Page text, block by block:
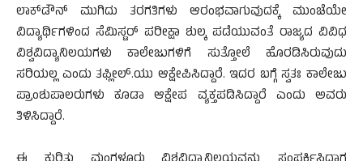
ಲಾಕ್‍ಡೌನ್ ಮುಗಿದು ತರಗತಿಗಳು ಆರಂಭವಾಗುವುದಕ್ಕೆ ಮುಂಚೆಯೇ
ವಿದ್ಯಾರ್ಥಿಗಳಿಂದ ಸೆಮಿಸ್ಟರ್ ಪರೀಕ್ಷಾ ಶುಲ್ಕ ಪಡೆಯುವಂತೆ ರಾಜ್ಯದ ವಿವಿಧ
ವಿಶ್ವವಿದ್ಯಾನಿಲಯಗಳು ಕಾಲೇಜುಗಳಿಗೆ ಸುತ್ತೋಲೆ ಹೊರಡಿಸಿರುವುದು
ಸರಿಯಲ್ಲ ಎಂದು ತಫ್ಲೀಲ್.ಯು ಆಕ್ಷೇಪಿಸಿದ್ದಾರೆ. ಇದರ ಬಗ್ಗೆ ಸ್ವತಃ ಕಾಲೇಜು
ಪ್ರಾಂಶುಪಾಲರುಗಳು ಕೂಡಾ ಆಕ್ಷೇಪ ವ್ಯಕ್ತಪಡಿಸಿದ್ದಾರೆ ಎಂದು ಅವರು
ತಿಳಿಸಿದ್ದಾರೆ.